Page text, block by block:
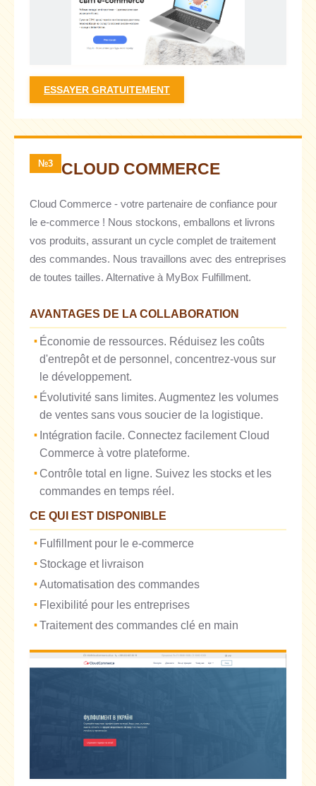
ESSAYER GRATUITEMENT
№3 CLOUD COMMERCE
Cloud Commerce - votre partenaire de confiance pour
le e-commerce ! Nous stockons, emballons et livrons
vos produits, assurant un cycle complet de traitement
des commandes. Nous travaillons avec des entreprises
de toutes tailles. Alternative à MyBox Fulfillment.
AVANTAGES DE LA COLLABORATION
Économie de ressources. Réduisez les coûts
d'entrepôt et de personnel, concentrez-vous sur
le développement.
Évolutivité sans limites. Augmentez les volumes
de ventes sans vous soucier de la logistique.
Intégration facile. Connectez facilement Cloud
Commerce à votre plateforme.
Contrôle total en ligne. Suivez les stocks et les
commandes en temps réel.
CE QUI EST DISPONIBLE
Fulfillment pour le e-commerce
Stockage et livraison
Automatisation des commandes
Flexibilité pour les entreprises
Traitement des commandes clé en main